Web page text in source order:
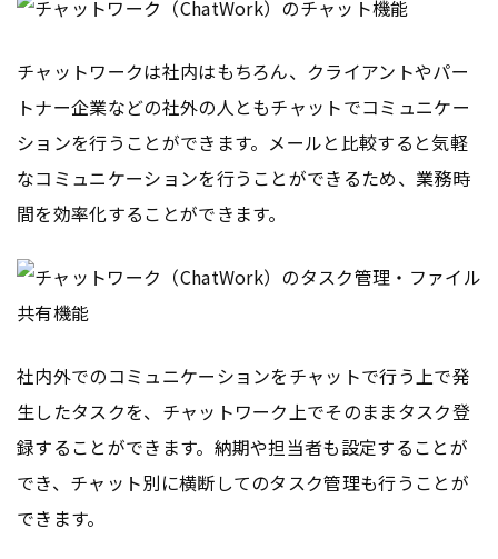
チャットワークは社内はもちろん、クライアントやパー
トナー企業などの社外の人ともチャットでコミュニケー
ションを行うことができます。メールと比較すると気軽
なコミュニケーションを行うことができるため、業務時
間を効率化することができます。
社内外でのコミュニケーションをチャットで行う上で発
生したタスクを、チャットワーク上でそのままタスク登
録することができます。納期や担当者も設定することが
でき、チャット別に横断してのタスク管理も行うことが
できます。